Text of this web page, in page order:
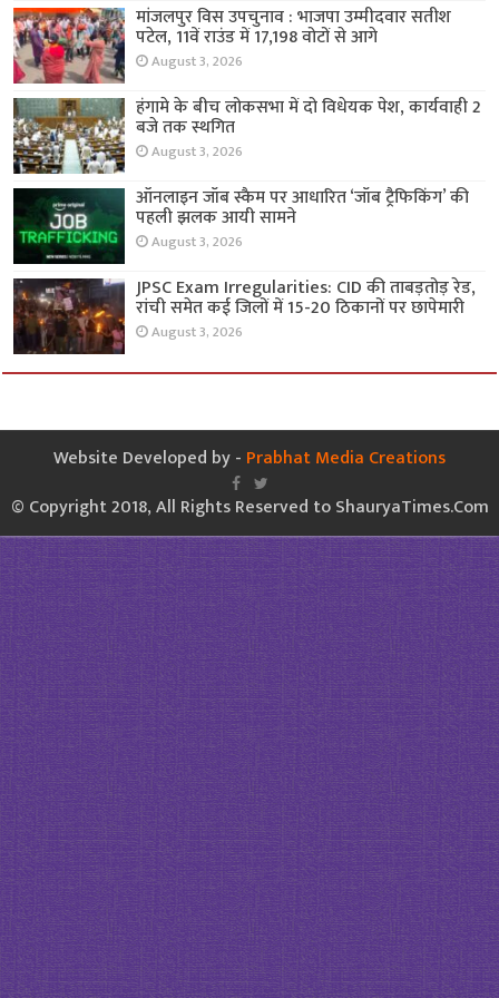
मांजलपुर विस उपचुनाव : भाजपा उम्मीदवार सतीश
पटेल, 11वें राउंड में 17,198 वोटों से आगे
August 3, 2026
हंगामे के बीच लोकसभा में दो विधेयक पेश, कार्यवाही 2
बजे तक स्थगित
August 3, 2026
ऑनलाइन जॉब स्कैम पर आधारित ‘जॉब ट्रैफिकिंग’ की
पहली झलक आयी सामने
August 3, 2026
JPSC Exam Irregularities: CID की ताबड़तोड़ रेड,
रांची समेत कई जिलों में 15-20 ठिकानों पर छापेमारी
August 3, 2026
Website Developed by - Prabhat Media Creations
© Copyright 2018, All Rights Reserved to ShauryaTimes.Com